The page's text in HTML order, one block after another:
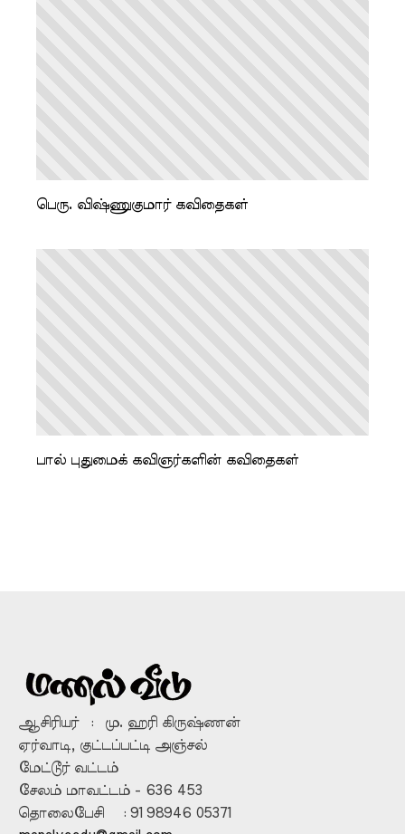
பெரு. விஷ்ணுகுமார் கவிதைகள்
பால் புதுமைக் கவிஞர்களின் கவிதைகள்
ஆசிரியர் : மு. ஹரி கிருஷ்ணன்
ஏர்வாடி, குட்டப்பட்டி அஞ்சல்
மேட்டூர் வட்டம்
சேலம் மாவட்டம் - 636 453
தொலைபேசி : 91 98946 05371